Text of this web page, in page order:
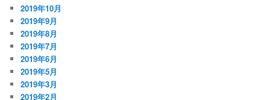
2019年10月
2019年9月
2019年8月
2019年7月
2019年6月
2019年5月
2019年3月
2019年2月